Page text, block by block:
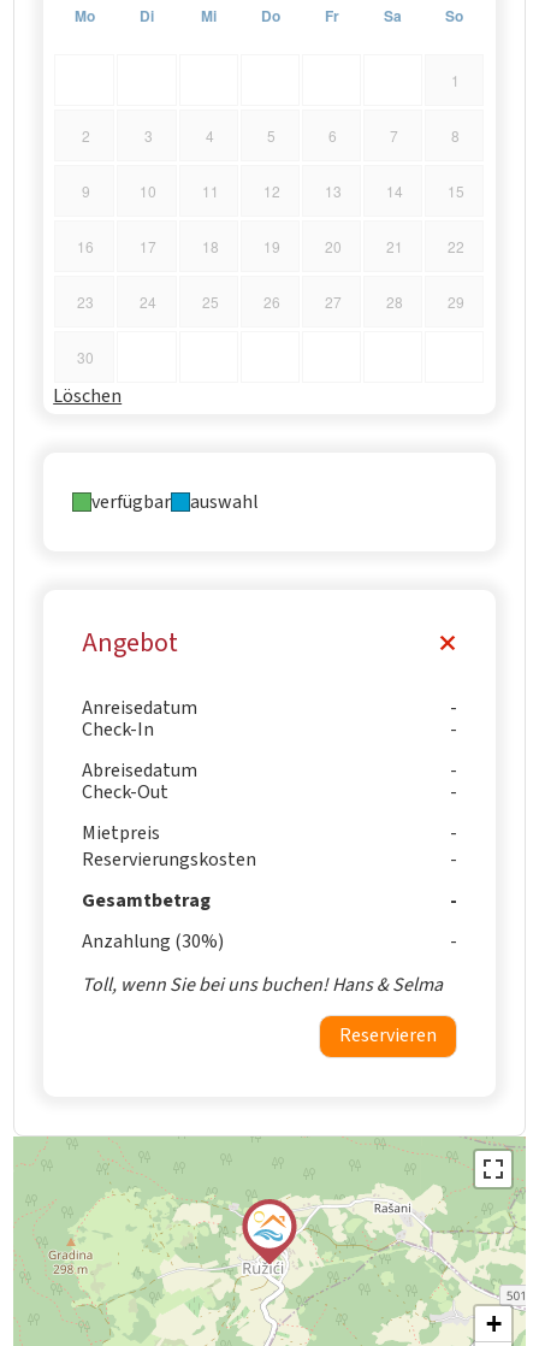
Mo Di Mi Do Fr Sa So
1
2 3 4 5 6 7 8
9 10 11 12 13 14 15
16 17 18 19 20 21 22
23 24 25 26 27 28 29
30
Löschen
verfügbar auswahl
Angebot
Anreisedatum
Check-In
Abreisedatum
Check-Out
Mietpreis
Reservierungskosten
Gesamtbetrag
Anzahlung (30%)
Toll, wenn Sie bei uns buchen! Hans & Selma
Reservieren
+